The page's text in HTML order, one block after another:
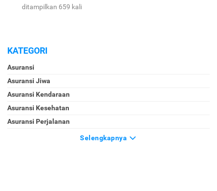
ditampilkan 659 kali
KATEGORI
Asuransi
Asuransi Jiwa
Asuransi Kendaraan
Asuransi Kesehatan
Asuransi Perjalanan
Selengkapnya